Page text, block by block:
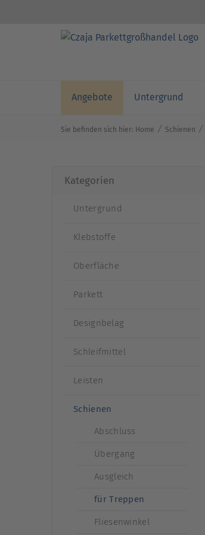
Angebote Untergrund
Sie befinden sich hier: Home ⁄ Schienen ⁄
Kategorien
Untergrund
Klebstoffe
Oberfläche
Parkett
Designbelag
Schleifmittel
Leisten
Schienen
Abschluss
Übergang
Ausgleich
für Treppen
Fliesenwinkel